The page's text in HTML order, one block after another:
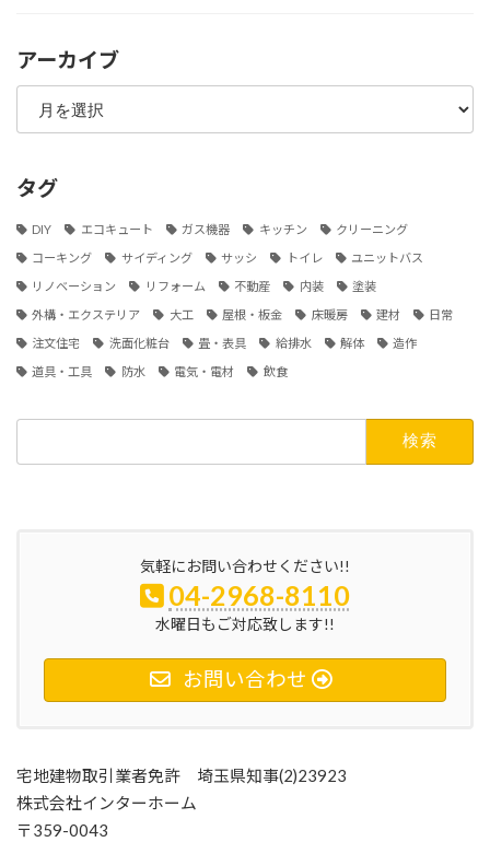
アーカイブ
ア
カ
ブ
タグ
DIY エコキュート ガス機器 キッチン
クリーニング
コーキング
サイディング サッシ トイレ
ユニットバス
リノベーション
リフォーム 不動産 内装
塗装
外構・エクステリア
大工 屋根・板金 床暖房 建材
日常
注文住宅
洗面化粧台 畳・表具 給排水 解体
造作
道具・工具
防水 電気・電材 飲食
気軽にお問い合わせください!!
04-2968-8110
水曜日もご対応致します!!
お問い合わせ
宅地建物取引業者免許 埼玉県知事(2)23923
株式会社インターホーム
〒359-0043